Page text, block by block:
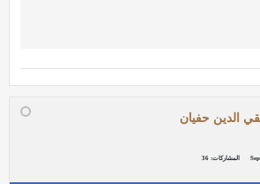
الدين حفيان
المشاركات: 36